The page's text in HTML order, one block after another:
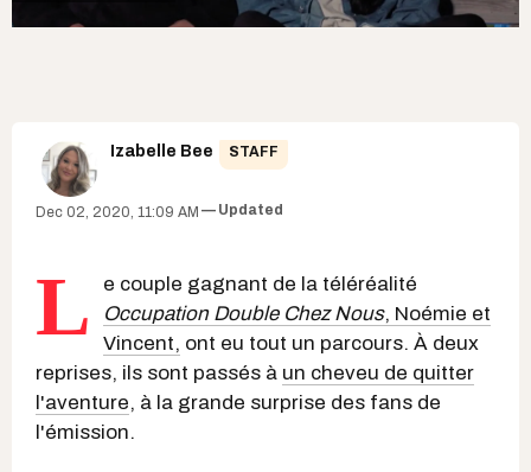
Izabelle Bee STAFF
Dec 02, 2020, 11:09 AM Updated
L
e couple gagnant de la téléréalité
Occupation Double Chez Nous, Noémie et
Vincent, ont eu tout un parcours. À deux
reprises, ils sont passés à un cheveu de quitter
l'aventure, à la grande surprise des fans de
l'émission.